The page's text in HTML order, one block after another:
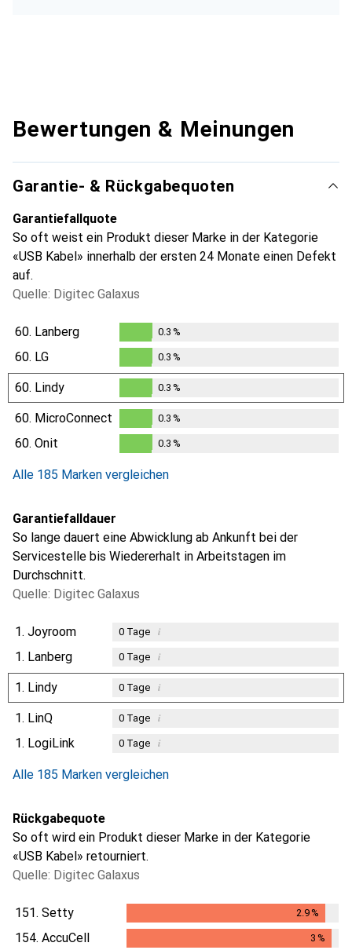
Bewertungen & Meinungen
Garantie- & Rückgabequoten
Garantiefallquote
So oft weist ein Produkt dieser Marke in der Kategorie
«USB Kabel» innerhalb der ersten 24 Monate einen Defekt
auf.
Quelle: Digitec Galaxus
60. Lanberg
0.3%
0.3 %
60. LG
0.3%
0.3 %
60. Lindy
0.3%
0.3 %
60. MicroConnect
0.3%
0.3 %
60. Onit 0.3 %
Alle 185 Marken vergleichen
Garantiefalldauer
So lange dauert eine Abwicklung ab Ankunft bei der
Servicestelle bis Wiedererhalt in Arbeitstagen im
Durchschnitt.
Quelle: Digitec Galaxus
1. Joyroom 0Tage i
1. Lanberg 0Tage i
1. Lindy 0Tage i
1. LinQ 0Tage i
1. LogiLink 0Tage i
Alle 185 Marken vergleichen
Rückgabequote
So oft wird ein Produkt dieser Marke in der Kategorie
«USB Kabel» retourniert.
Quelle: Digitec Galaxus
151. Setty 2.9%
2.9%
154. AccuCell 3 %